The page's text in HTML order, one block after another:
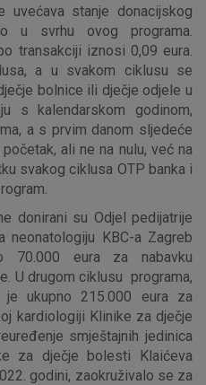
stanje donacijskog
u svrhu ovog programa.
transakciji iznosi 0,09 eura.
a u svakom ciklusu se
bolnice ili dječje odjele u
s kalendarskom godinom,
a s prvim danom sljedeće
ali ne na nulu, već na
svakog ciklusa OTP banka i
donirani su Odjel pedijatrije
KBC-a Zagreb
70.000 eura za nabavku
U drugom ciklusu programa,
ukupno 215.000 eura za
kardiologiji Klinike za dječje
smještajnih jedinica
za dječje bolesti Klaićeva
godini, zaokruživalo se za
Nužni kolačići
kolačići
navedenih kolačića
- uvijek aktivni
internetske stranice i
Uobičajeno se
radnje koje uključuju zahtjev
kolačića. Svoj preglednik
ili pošalje upozorenje
stranice neće raditi. Ti
koje bi vas mogle